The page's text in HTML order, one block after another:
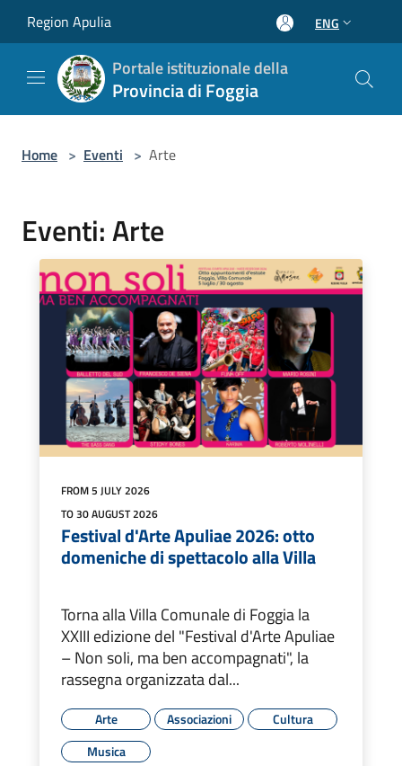
Region Apulia ENG
Portale istituzionale della
Provincia di Foggia
Home > Eventi > Arte
Eventi: Arte
FROM 5 JULY 2026
TO 30 AUGUST 2026
Festival d'Arte Apuliae 2026: otto
domeniche di spettacolo alla Villa
Torna alla Villa Comunale di Foggia la
XXIII edizione del "Festival d'Arte Apuliae
– Non soli, ma ben accompagnati", la
rassegna organizzata dal...
Arte Associazioni
Cultura
Musica